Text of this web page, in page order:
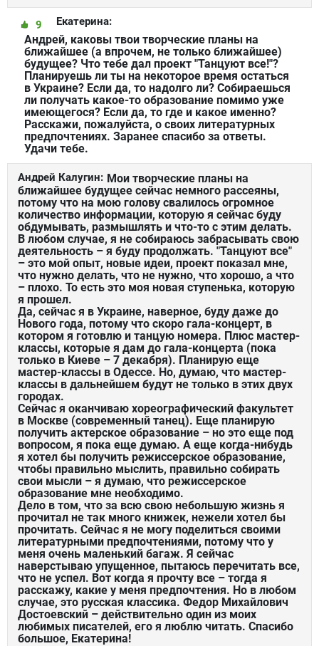
Екатерина:
9
Андрей, каковы твои творческие планы на
ближайшее (а впрочем, не только ближайшее)
будущее? Что тебе дал проект "Танцуют все!"?
Планируешь ли ты на некоторое время остаться
в Украине? Если да, то надолго ли? Собираешься
ли получать какое-то образование помимо уже
имеющегося? Если да, то где и какое именно?
Расскажи, пожалуйста, о своих литературных
предпочтениях. Заранее спасибо за ответы.
Удачи тебе.
Андрей Калугин: Мои творческие планы на
ближайшее будущее сейчас немного рассеяны,
потому что на мою голову свалилось огромное
количество информации, которую я сейчас буду
обдумывать, размышлять и что-то с этим делать.
В любом случае, я не собираюсь забрасывать свою
деятельность – я буду продолжать. "Танцуют все"
– это мой опыт, новые идеи, проект показал мне,
что нужно делать, что не нужно, что хорошо, а что
– плохо. То есть это моя новая ступенька, которую
я прошел.
Да, сейчас я в Украине, наверное, буду даже до
Нового года, потому что скоро гала-концерт, в
котором я готовлю и танцую номера. Плюс мастер-
классы, которые я дам до гала-концерта (пока
только в Киеве – 7 декабря). Планирую еще
мастер-классы в Одессе. Но, думаю, что мастер-
классы в дальнейшем будут не только в этих двух
городах.
Сейчас я оканчиваю хореографический факультет
в Москве (современный танец). Еще планирую
получить актерское образование – но это еще под
вопросом, я пока еще думаю. А еще когда-нибудь
я хотел бы получить режиссерское образование,
чтобы правильно мыслить, правильно собирать
свои мысли – я думаю, что режиссерское
образование мне необходимо.
Дело в том, что за всю свою небольшую жизнь я
прочитал не так много книжек, нежели хотел бы
прочитать. Сейчас я не могу поделиться своими
литературными предпочтениями, потому что у
меня очень маленький багаж. Я сейчас
наверстываю упущенное, пытаюсь перечитать все,
что не успел. Вот когда я прочту все – тогда я
расскажу, какие у меня предпочтения. Но в любом
случае, это русская классика. Федор Михайлович
Достоевский – действительно один из моих
любимых писателей, его я люблю читать. Спасибо
большое, Екатерина!